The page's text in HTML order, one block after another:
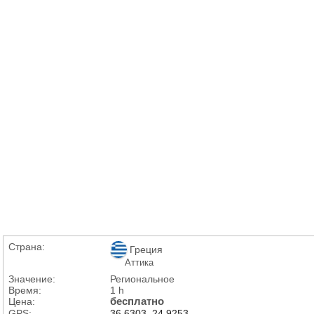
Страна: Греция
Аттика
Значение:
Региональное
Время:
1 h
Цена:
бесплатно